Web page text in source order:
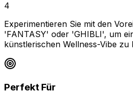
4
Experimentieren Sie mit den
'FANTASY' oder 'GHIBLI', um
künstlerischen Wellness-Vibe zu
Perfekt Für